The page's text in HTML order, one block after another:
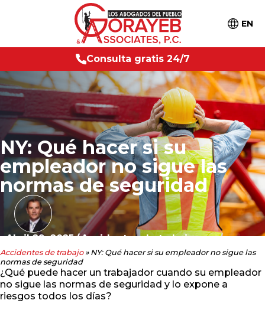
EN
Consu ta
gratis 24/7
NY: Qué hacer si su
empleador no sigue las
normas de seguridad
Abril 29, 2025/Accidentes de trabajo
Accidentes de trabajo» NY: Qué hacer si su empleador no sigue las
normas de seguridad
¿Qué puede hacer un trabajador cuando su empleador
no sigue las normas de seguridad y lo expone a
riesgos todos los días?